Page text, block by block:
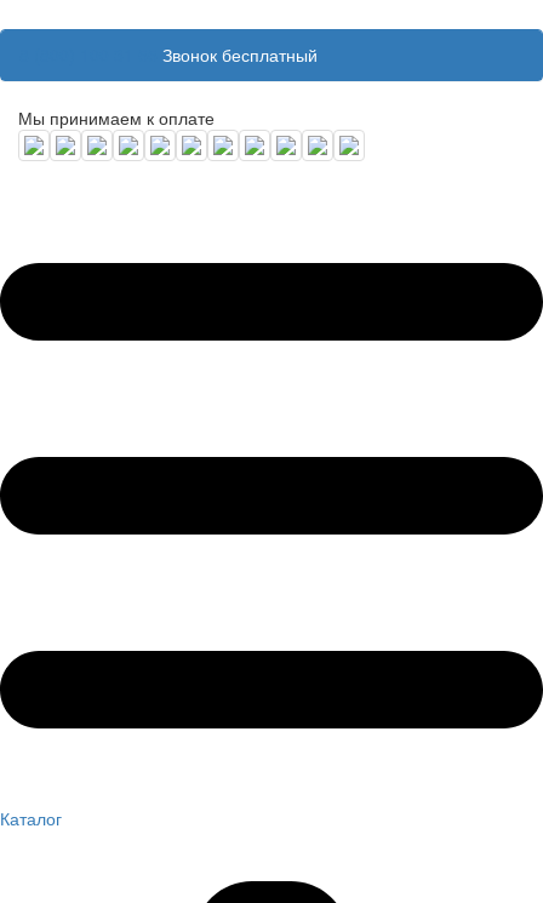
Звонок бесплатный
Мы принимаем к оплате
Каталог